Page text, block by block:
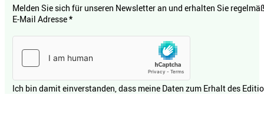
Melden Sie sich für unseren Newsletter an und erhalten Sie
E-Mail Adresse*
Ich bin damit einverstanden, dass meine Daten zum Erhalt des